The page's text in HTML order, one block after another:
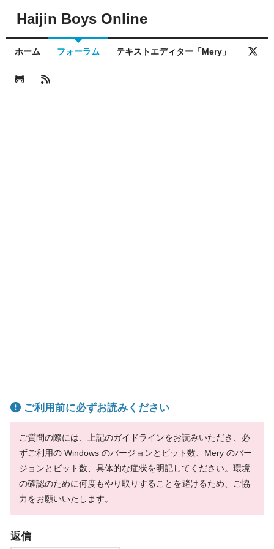
Haijin Boys Online
ホーム フォーラム テキストエディター「Mery」
ご利用前に必ずお読みください
ご質問の際には、上記のガイドラインをお読みいただき、必
ずご利用の Windows のバージョンとビット数、Mery のバー
ジョンとビット数、具体的な症状を明記してください。環境
の確認のために何度もやり取りすることを避けるため、ご協
力をお願いいたします。
返信